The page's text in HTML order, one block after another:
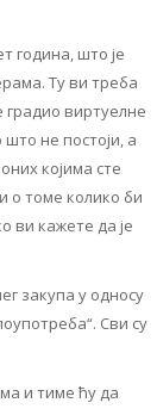
година, што је
Ту ви треба
виртуелне
не постоји, а
којима сте
о томе колико би
ви кажете да је
закупа у односу
Сви су
и тиме ћу да